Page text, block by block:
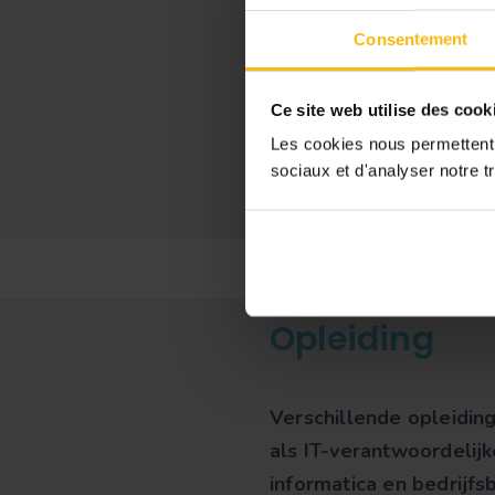
Consentement
Ce site web utilise des
Les cookies nous
sociaux et d'analyser notre
Hij of zij kan
optimaliseren, het
dataveiligheid te
Opleiding
Verschillende
als IT-
informatica en